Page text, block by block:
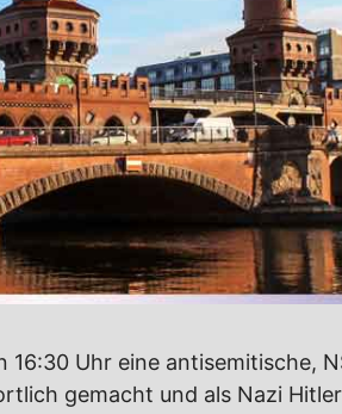
Uhr eine antisemitische,
gemacht und als Nazi